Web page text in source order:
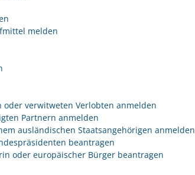
melden
oder verwitweten Verlobten anmelden
Partnern anmelden
ausländischen Staatsangehörigen anmelden
beantragen
oder europäischer Bürger beantragen